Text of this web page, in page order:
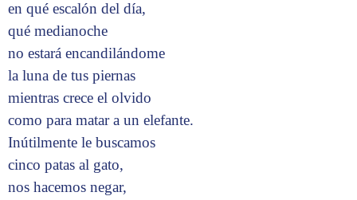
en qué escalón del día,
qué medianoche
no estará encandilándome
la luna de tus piernas
mientras crece el olvido
como para matar a un elefante.
Inútilmente le buscamos
cinco patas al gato,
nos hacemos negar,